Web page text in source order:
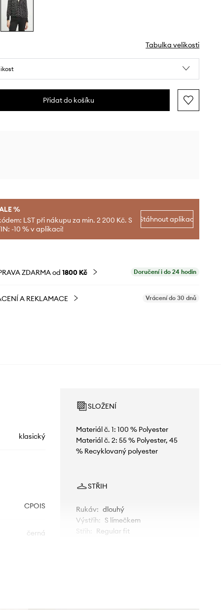
Tabulka velikosti
Přidat do košíku
%
LST při nákupu za min. 2 200 Kč. S
-10 % v aplikaci!
Stáhnout aplikaci
ZDARMA od 1800 Kč Doručení i do 24 hodin
A REKLAMACE Vrácení do 30 dnů
klasický
CPOIS
černá
SLOŽENÍ
Materiál č. 1: 100 % Polyester
Materiál č. 2: 55 % Polyester, 45
% Recyklovaný polyester
STŘIH
Rukáv: dlouhý
Výstřih: S límečkem
Střih
Regular fit